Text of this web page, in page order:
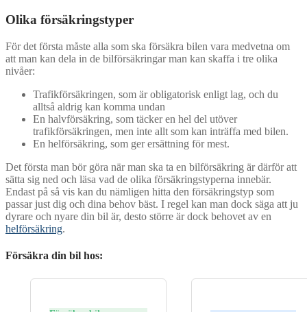
Olika försäkringstyper
För det första måste alla som ska försäkra bilen vara medvetna om
att man kan dela in de bilförsäkringar man kan skaffa i tre olika
nivåer:
Trafikförsäkringen, som är obligatorisk enligt lag, och du
alltså aldrig kan komma undan
En halvförsäkring, som täcker en hel del utöver
trafikförsäkringen, men inte allt som kan inträffa med bilen.
En helförsäkring, som ger ersättning för mest.
Det första man bör göra när man ska ta en bilförsäkring är därför att
sätta sig ned och läsa vad de olika försäkringstyperna innebär.
Endast på så vis kan du nämligen hitta den försäkringstyp som
passar just dig och dina behov bäst. I regel kan man dock säga att ju
dyrare och nyare din bil är, desto större är dock behovet av en
helförsäkring.
Försäkra din bil hos: